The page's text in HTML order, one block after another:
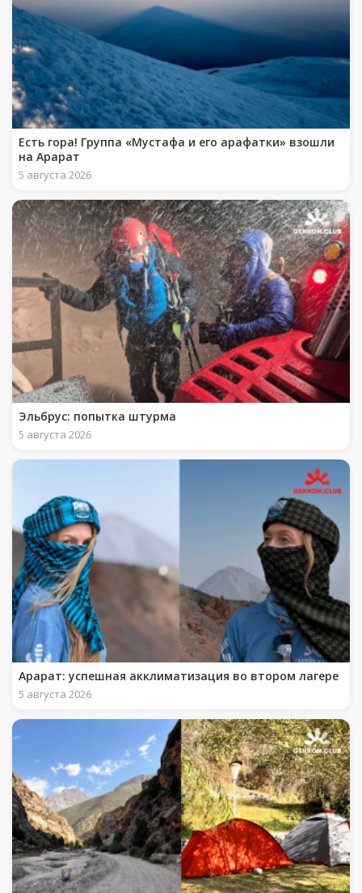
Есть гора! Группа «Мустафа и его арафатки» взошли
на Арарат
5 августа 2026
Эльбрус: попытка штурма
5 августа 2026
Арарат: успешная акклиматизация во втором лагере
5 августа 2026